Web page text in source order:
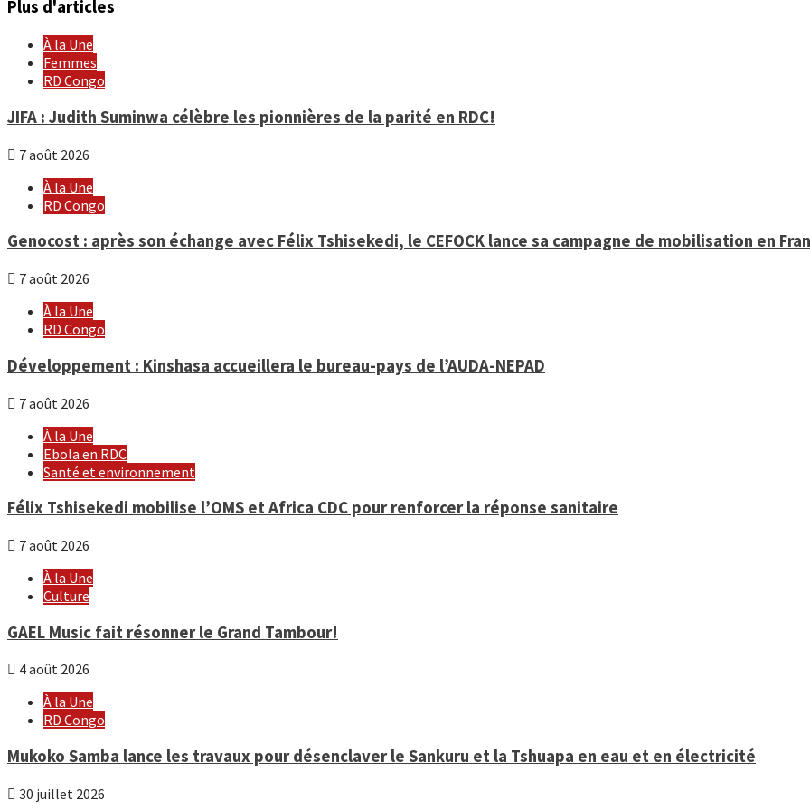
Plus d'articles
À la Une
Femmes
RD Congo
JIFA : Judith Suminwa célèbre les pionnières de la parité en RDC!
7 août 2026
À la Une
RD Congo
Genocost : après son échange avec Félix Tshisekedi, le CEFOCK lance sa campagne de mobilisation en
7 août 2026
À la Une
RD Congo
Développement : Kinshasa accueillera le bureau-pays de l’AUDA-NEPAD
7 août 2026
À la Une
Ebola en RDC
Santé et environnement
Félix Tshisekedi mobilise l’OMS et Africa CDC pour renforcer la réponse sanitaire
7 août 2026
À la Une
Culture
GAEL Music fait résonner le Grand Tambour!
4 août 2026
À la Une
RD Congo
Mukoko Samba lance les travaux pour désenclaver le Sankuru et la Tshuapa en eau et en électricité
30 juillet 2026